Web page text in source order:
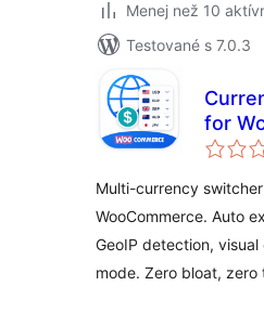
Menej než 10
Testované s 7.0.3
for
–
Multi-currency
WooCommerce. Auto
GeoIP detection,
mode. Zero bloat, zero